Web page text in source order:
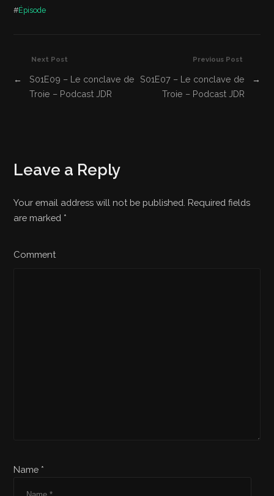
#Épisode
Previous Post
S01E07 – Le conclave de
Troie – Podcast JDR
→
Next Post
←
S01E09 – Le conclave de
Troie – Podcast JDR
Leave a Reply
Your email address will not be published. Required fields
are marked *
Comment
Name *